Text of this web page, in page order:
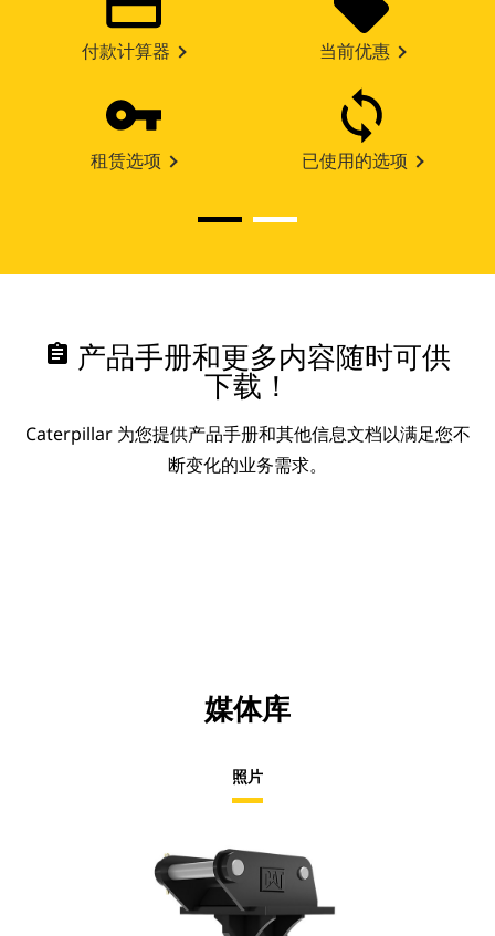
付款计算器 当前优惠
租赁选项 已使用的选项
assignment 产品手册和更多内容随时可供
下载！
Caterpillar 为您提供产品手册和其他信息文档以满足您不
断变化的业务需求。
媒体库
照片